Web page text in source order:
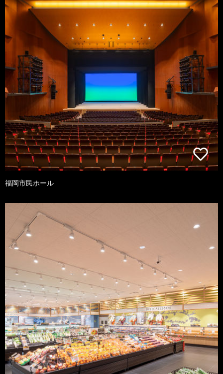
福岡市民ホール